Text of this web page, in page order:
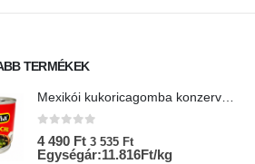
TERMÉKEK
0 az 5-ből
4 490 Ft 3 535 Ft
Egységár:11.816Ft/kg